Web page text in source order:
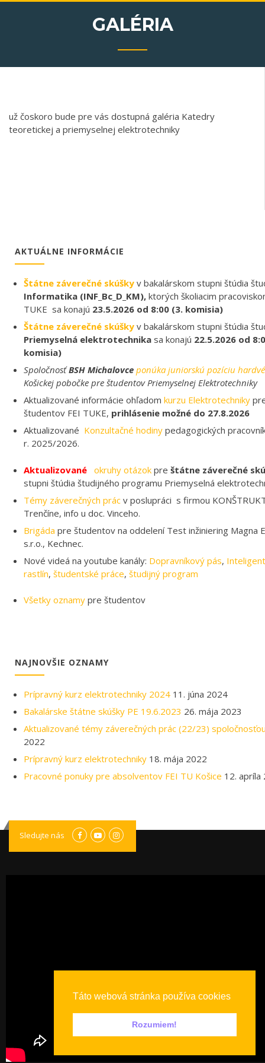
Táto webová stránka používa cookies
Rozumiem!
GALÉRIA
už čoskoro bude pre vás dostupná galéria Katedry
teoretickej a priemyselnej elektrotechniky
AKTUÁLNE INFORMÁCIE
Štátne záverečné skúšky v bakalárskom stupni štúdia
Informatika (INF_Bc_D_KM), ktorých školiacim
TUKE sa konajú 23.5.2026 od 8:00 (3. komisia)
Štátne záverečné skúšky v bakalárskom stupni štúdia
Priemyselná elektrotechnika sa konajú 22.5.2026 od
komisia)
SpoločnosťBSH Michalovce ponúka juniorskú pozíciu
Košickej pobočke pre študentov Priemyselnej Elektrotechniky
Aktualizované informácie ohľadom kurzu Elektrotechniky
študentov FEI TUKE, prihlásenie možné do 27.8.2026
Aktualizované Konzultačné hodiny pedagogických
r. 2025/2026.
Aktualizované okruhy otázok pre štátne záverečné
stupni štúdia študijného programu Priemyselná
Témy záverečných prác v poslupráci s firmou
Trenčíne, info u doc. Vinceho.
Brigáda pre študentov na oddelení Test inžiniering Magna
s.r.o., Kechnec.
Nové videá na youtube kanály: Dopravníkový pás,
rastlín, študentské práce, študijný program
Všetky oznamy pre študentov
NAJNOVŠIE OZNAMY
Prípravný kurz elektrotechniky 2024 11. júna 2024
Bakalárske štátne skúšky PE 19.6.2023 26. mája 2023
Aktualizované témy záverečných prác (22/23)
2022
Prípravný kurz elektrotechniky 18. mája 2022
Pracovné ponuky pre absolventov FEI TU Košice 12. apríla
Sledujte nás